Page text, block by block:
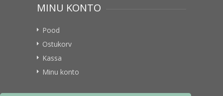
MINU KONTO
Pood
Ostukorv
Kassa
Minu konto